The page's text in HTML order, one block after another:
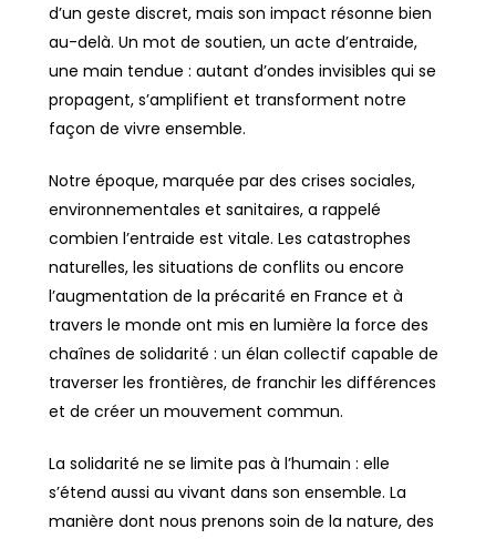
d’un geste discret, mais son impact résonne bien
au-delà. Un mot de soutien, un acte d’entraide,
une main tendue : autant d’ondes invisibles qui se
propagent, s’amplifient et transforment notre
façon de vivre ensemble.
Notre époque, marquée par des crises sociales,
environnementales et sanitaires, a rappelé
combien l’entraide est vitale. Les catastrophes
naturelles, les situations de conflits ou encore
l’augmentation de la précarité en France et à
travers le monde ont mis en lumière la force des
chaînes de solidarité : un élan collectif capable de
traverser les frontières, de franchir les différences
et de créer un mouvement commun.
La solidarité ne se limite pas à l’humain : elle
s’étend aussi au vivant dans son ensemble. La
manière dont nous prenons soin de la nature, des